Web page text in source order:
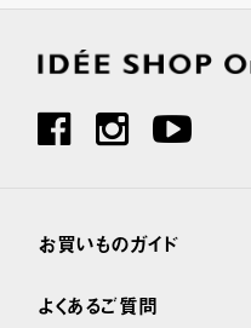
お買いものガイド
よくあるご質問